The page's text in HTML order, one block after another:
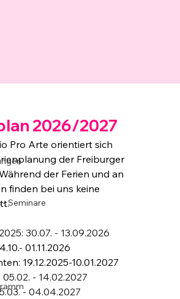
Seminare
2026/2027
Pro Arte orientiert sich
der Freiburger
der Ferien und an
finden bei uns keine
30.07. - 13.09.2026
- 01.11.2026
19.12.2025-10.01.2027
05.02. - 14.02.2027
- 04.04.2027